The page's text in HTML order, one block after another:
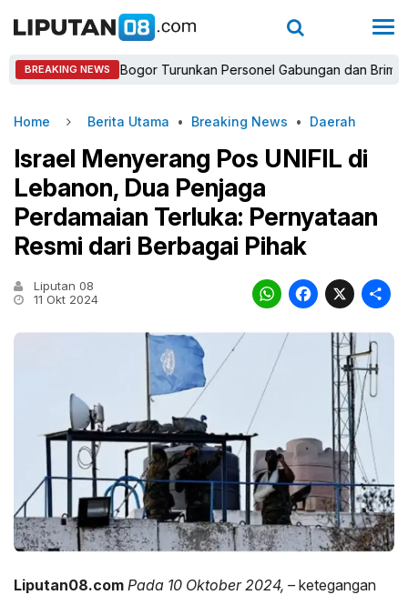
BREAKING NEWS
Kapolres Bogor Turunkan Personel Gabungan dan Brimob,
Home Berita Utama • Breaking News • Daerah
Israel Menyerang Pos UNIFIL di
Lebanon, Dua Penjaga
Perdamaian Terluka: Pernyataan
Resmi dari Berbagai Pihak
Liputan 08
11 Okt 2024
X
Liputan08.com Pada 10 Oktober 2024, –ketegangan